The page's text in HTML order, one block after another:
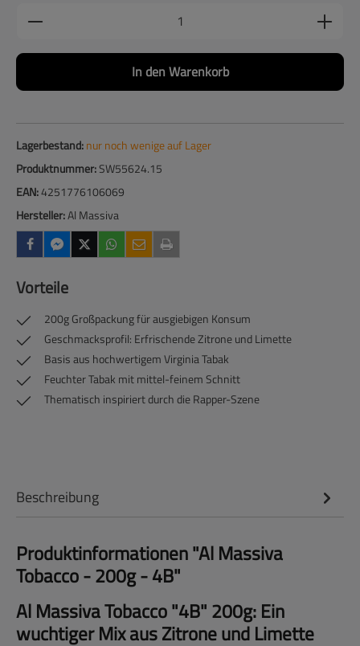
Produkt Anzahl: Gib den gewünschten
In den Warenkorb
Lagerbestand:nur noch wenige auf Lager
Produktnummer:SW55624.15
EAN:4251776106069
Hersteller:Al Massiva
Vorteile
200g Großpackung für ausgiebigen Konsum
Geschmacksprofil: Erfrischende Zitrone und Limette
Basis aus hochwertigem Virginia Tabak
Feuchter Tabak mit mittel-feinem Schnitt
Thematisch inspiriert durch die Rapper-Szene
Beschreibung
Produktinformationen "Al Massiva
Tobacco - 200g - 4B"
Al Massiva Tobacco "4B" 200g: Ein
wuchtiger Mix aus Zitrone und Limette